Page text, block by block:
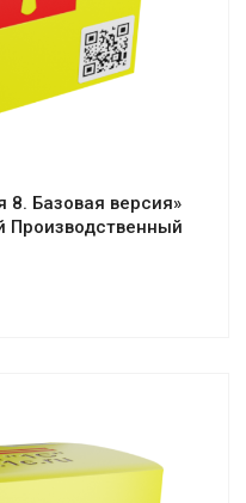
8. Базовая версия»